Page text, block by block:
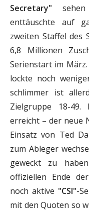
Secretary"
enttäuschte auf
zweiten Staffel des
6,8 Millionen
Serienstart im
lockte noch
schlimmer ist
Zielgruppe 18-
erreicht – der neue
Einsatz von Ted
zum Ableger
geweckt zu
offiziellen Ende
noch aktive "CSI"-
mit den Quoten so